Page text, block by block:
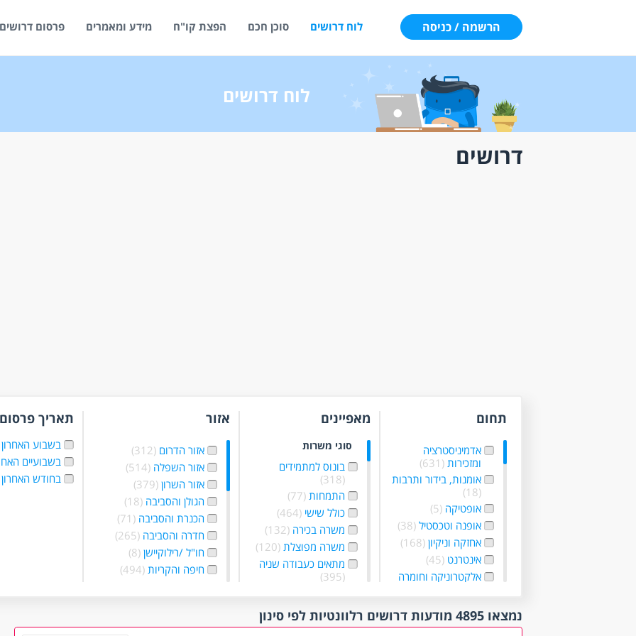
הרשמה / כניסה לוח דרושים סוכן חכם הפצת קו"ח מידע ומאמרים פרסום
לוח דרושים
דרושים
תחום
אדמיניסטרציה
ומזכירות (631)
אומנות, בידור ותרבות
(18)
אופטיקה (5)
אופנה וטכסטיל (38)
אחזקה וניקיון (168)
אינטרנט (45)
אלקטרוניקה וחומרה
וחקירות(88)
מאפיינים
סוגי משרות
בונוס למתמידים
(318)
התמחות (77)
כולל שישי (464)
משרה בכירה (132)
משרה מפוצלת (120)
מתאים כעבודה שניה
(395)
עבודה בשעות
גמישות(758)
אזור
אזור הדרום (312)
אזור השפלה (514)
אזור השרון (379)
הגולן והסביבה (18)
הכנרת והסביבה (71)
חדרה והסביבה (265)
חו"ל /רילוקיישן (8)
חיפה והקריות (494)
(651)
תאריך פרסום
בשבוע האחרון
בשבועיים
בחודש האחרון
נמצאו 4895 מודעות דרושים רלוונטיות לפי סינון